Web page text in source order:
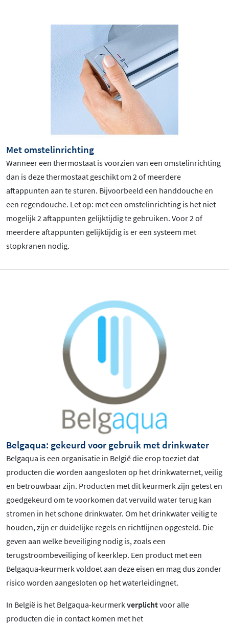
Met omstelinrichting
Wanneer een thermostaat is voorzien van een omstelinrichting
dan is deze thermostaat geschikt om 2 of meerdere
aftappunten aan te sturen. Bijvoorbeeld een handdouche en
een regendouche. Let op: met een omstelinrichting is het niet
mogelijk 2 aftappunten gelijktijdig te gebruiken. Voor 2 of
meerdere aftappunten gelijktijdig is er een systeem met
stopkranen nodig.
Belgaqua: gekeurd voor gebruik met drinkwater
Belgaqua is een organisatie in België die erop toeziet dat
producten die worden aangesloten op het drinkwaternet, veilig
en betrouwbaar zijn. Producten met dit keurmerk zijn getest en
goedgekeurd om te voorkomen dat vervuild water terug kan
stromen in het schone drinkwater. Om het drinkwater veilig te
houden, zijn er duidelijke regels en richtlijnen opgesteld. Die
geven aan welke beveiliging nodig is, zoals een
terugstroombeveiliging of keerklep. Een product met een
Belgaqua-keurmerk voldoet aan deze eisen en mag dus zonder
risico worden aangesloten op het waterleidingnet.
In België is het Belgaqua-keurmerkverplichtvoor alle
producten die in contact komen met het